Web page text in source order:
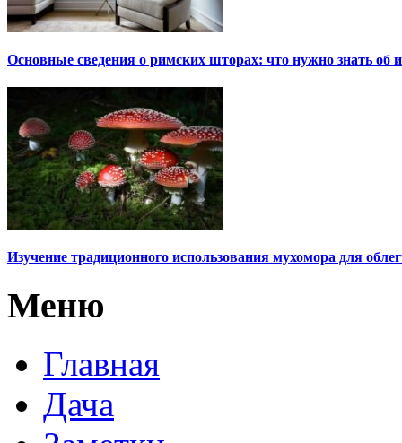
Основные сведения о римских шторах: что нужно знать об
Изучение традиционного использования мухомора для
Меню
Главная
Дача